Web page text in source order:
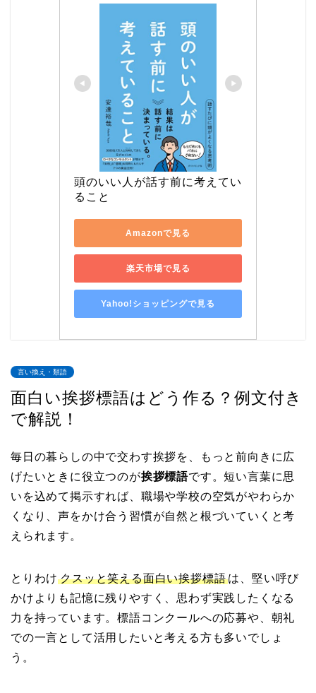
頭のいい人が話す前に考えてい
ること
Amazonで見る
楽天市場で見る
Yahoo!ショッピングで見る
言い換え・類語
面白い挨拶標語はどう作る？例文付き
で解説！
毎日の暮らしの中で交わす挨拶を、もっと前向きに広
げたいときに役立つのが挨拶標語です。短い言葉に思
いを込めて掲示すれば、職場や学校の空気がやわらか
くなり、声をかけ合う習慣が自然と根づいていくと考
えられます。
とりわけクスッと笑える面白い挨拶標語 は、堅い呼び
かけよりも記憶に残りやすく、思わず実践したくなる
力を持っています。標語コンクールへの応募や、朝礼
での一言として活用したいと考える方も多いでしょ
う。